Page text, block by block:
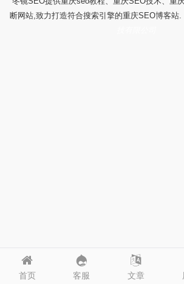
首页 客服 文章
断网站,致力打造符合搜索引擎的重庆SEO博客站.